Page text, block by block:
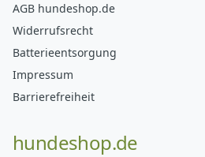
AGB hundeshop.de
Widerrufsrecht
Batterieentsorgung
Impressum
Barrierefreiheit
hundeshop.de